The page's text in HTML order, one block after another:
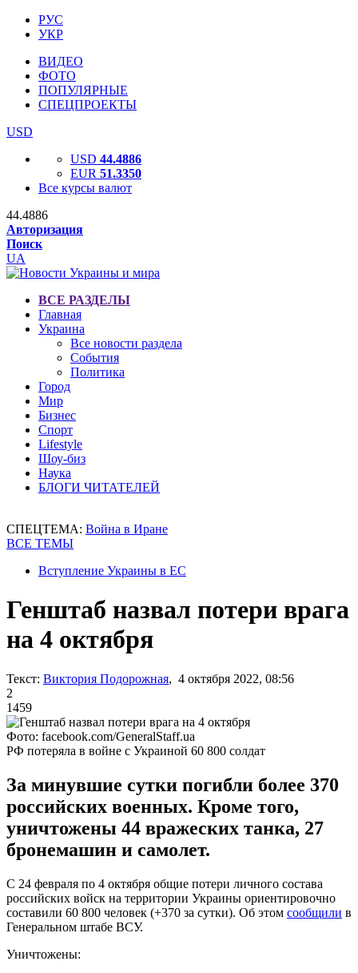
РУС
УКР
ВИДЕО
ФОТО
ПОПУЛЯРНЫЕ
СПЕЦПРОЕКТЫ
USD
USD 44.4886
EUR 51.3350
Все курсы валют
44.4886
Авторизация
Поиск
UA
ВСЕ РАЗДЕЛЫ
Главная
Украина
Все новости раздела
События
Политика
Город
Мир
Бизнес
Спорт
Lifestyle
Шоу-биз
Наука
БЛОГИ ЧИТАТЕЛЕЙ
СПЕЦТЕМА: Война в Иране
ВСЕ ТЕМЫ
Вступление Украины в ЕС
Генштаб назвал потери врага
на 4 октября
Текст: Виктория Подорожная, 4 октября 2022, 08:56
2
1459
Фото: facebook.com/GeneralStaff.ua
РФ потеряла в войне с Украиной 60 800 солдат
За минувшие сутки погибли более 370
российских военных. Кроме того,
уничтожены 44 вражеских танка, 27
бронемашин и самолет.
С 24 февраля по 4 октября общие потери личного состава
российских войск на территории Украины ориентировочно
составили 60 800 человек (+370 за сутки). Об этом сообщили в
Генеральном штабе ВСУ.
Уничтожены: